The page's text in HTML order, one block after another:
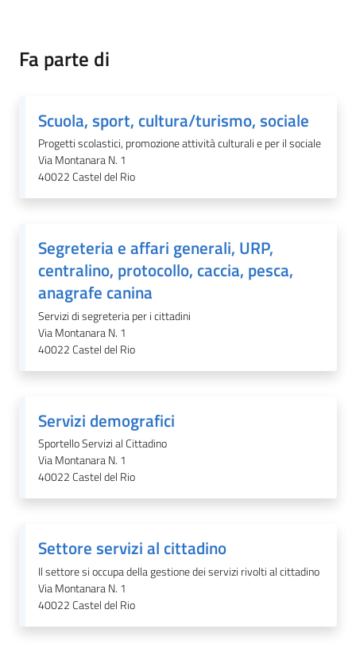
del
Servizi
on-
Tutti
argomenti
Fa parte di
Scuola, sport, cultura/turismo, sociale
Progetti scolastici, promozione attività culturali e per il sociale
Via Montanara N. 1
40022Castel del Rio
Segreteria e affari generali, URP,
centralino, protocollo, caccia, pesca,
anagrafe canina
Servizi di segreteria per i cittadini
Via Montanara N. 1
40022Castel del Rio
Servizi demografici
Sportello Servizi al Cittadino
Via Montanara N. 1
40022Castel del Rio
Settore servizi al cittadino
Il settore si occupa della gestione dei servizi rivolti al cittadino
Via Montanara N. 1
40022Castel del Rio